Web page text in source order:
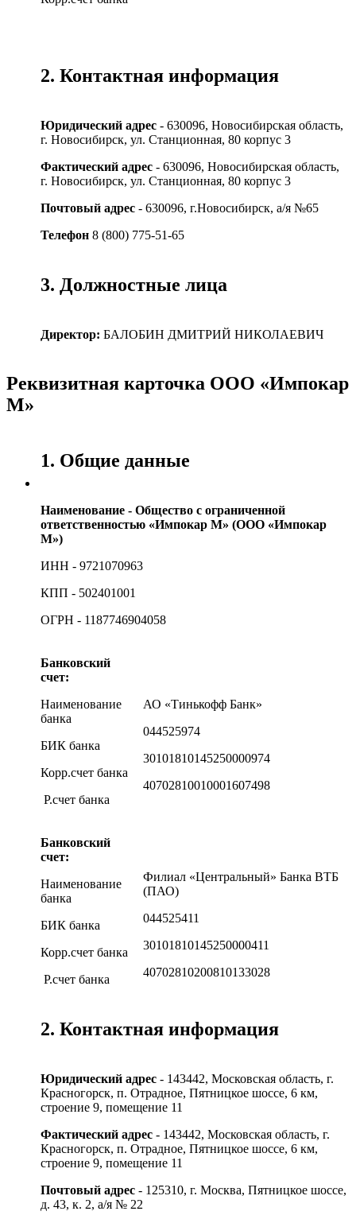
2. Контактная информация
Юридический адрес - 630096, Новосибирская область,
г. Новосибирск, ул. Станционная, 80 корпус 3
Фактический адрес - 630096, Новосибирская область,
г. Новосибирск, ул. Станционная, 80 корпус 3
Почтовый адрес - 630096, г.Новосибирск, а/я №65
Телефон 8 (800) 775-51-65
3. Должностные лица
Директор: БАЛОБИН ДМИТРИЙ НИКОЛАЕВИЧ
Реквизитная карточка ООО «Импокар
М»
1. Общие данные
Наименование - Общество с ограниченной
ответственностью «Импокар М» (ООО «Импокар
М»)
ИНН - 9721070963
КПП - 502401001
ОГРН - 1187746904058
Банковский
счет:
Наименование
банка
БИК банка
Корр.счет банка
Р.счет банка
АО «Тинькофф Банк»
044525974
30101810145250000974
40702810010001607498
Банковский
счет:
Наименование
банка
БИК банка
Корр.счет банка
Р.счет банка
Филиал «Центральный» Банка ВТБ
(ПАО)
044525411
30101810145250000411
40702810200810133028
2. Контактная информация
Юридический адрес - 143442, Московская область, г.
Красногорск, п. Отрадное, Пятницкое шоссе, 6 км,
строение 9, помещение 11
Фактический адрес - 143442, Московская область, г.
Красногорск, п. Отрадное, Пятницкое шоссе, 6 км,
строение 9, помещение 11
Почтовый адрес - 125310, г. Москва, Пятницкое шоссе,
д. 43, к. 2, а/я № 22